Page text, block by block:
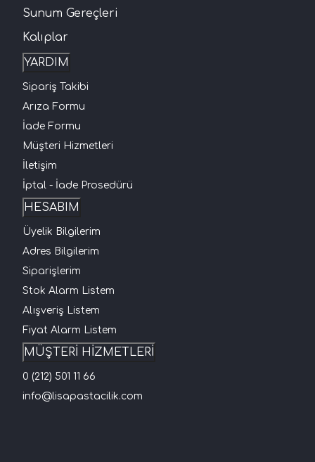
Sunum Gereçleri
Kalıplar
YARDIM
Sipariş Takibi
Arıza Formu
İade Formu
Müşteri Hizmetleri
İletişim
İptal - İade Prosedürü
HESABIM
Üyelik Bilgilerim
Adres Bilgilerim
Siparişlerim
Stok Alarm Listem
Alışveriş Listem
Fiyat Alarm Listem
MÜŞTERİ HİZMETLERİ
0 (212) 501 11 66
info@lisapastacilik.com